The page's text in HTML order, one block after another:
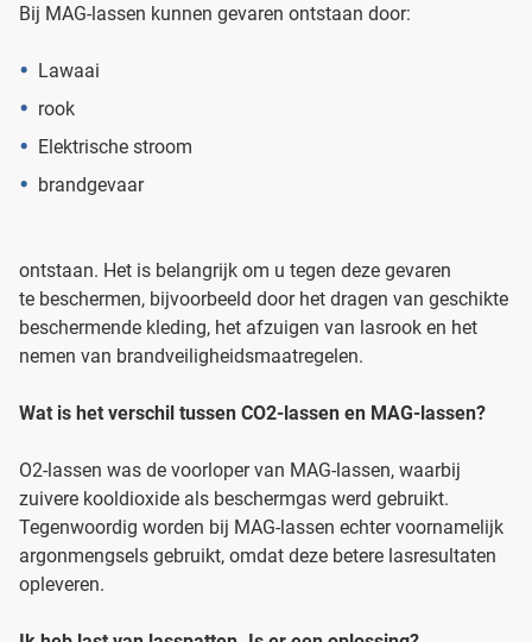
Bij MAG-lassen kunnen gevaren ontstaan door:
Lawaai
rook
Elektrische stroom
brandgevaar
ontstaan. Het is belangrijk om u tegen deze gevaren
te beschermen, bijvoorbeeld door het dragen van geschikte
beschermende kleding, het afzuigen van lasrook en het
nemen van brandveiligheidsmaatregelen.
Wat is het verschil tussen CO2-lassen en MAG-lassen?
O2-lassen was de voorloper van MAG-lassen, waarbij
zuivere kooldioxide als beschermgas werd gebruikt.
Tegenwoordig worden bij MAG-lassen echter voornamelijk
argonmengsels gebruikt, omdat deze betere lasresultaten
opleveren.